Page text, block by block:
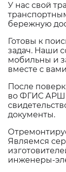
У нас свой
бережную
Готовы к
задач. Наши
мобильны и
вместе с
После
во ФГИС
документы.
Являемся
инженеры-